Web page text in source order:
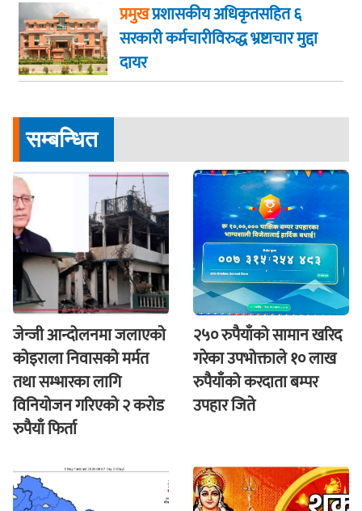
प्रमुखप्रशासकीय अधिकृतसहित ६
सरकारी कर्मचारीविरुद्ध भ्रष्टाचार मुद्दा
दायर
सम्बन्धित
जेन्जी आन्दोलनमा जलाएकाे
कोइराला निवासको मर्मत
तथा सम्भारका लागि
विनियोजन गरिएको २ करोड
रुपैयाँ फिर्ता
२५० रुपैयाँको सामान खरिद
गरेका उपभोक्ताले १० लाख
रुपैयाँको करदाता बम्पर
उपहार जिते